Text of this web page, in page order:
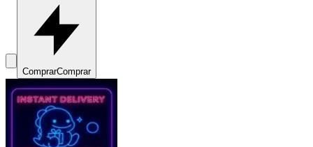
ComprarComprar